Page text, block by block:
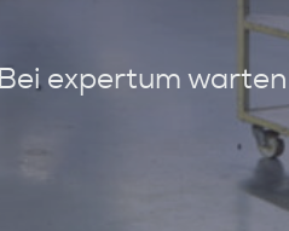
Bei expertum